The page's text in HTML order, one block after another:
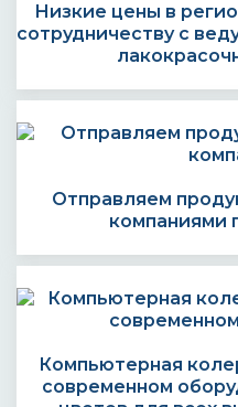
Низкие цены в
сотрудничеству с
Отправляем
компаниями
Компьютерная
современном